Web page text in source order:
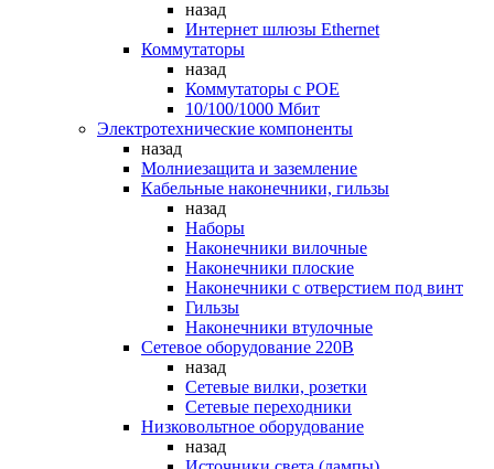
назад
Интернет шлюзы Ethernet
Коммутаторы
назад
Коммутаторы c POE
10/100/1000 Мбит
Электротехнические компоненты
назад
Молниезащита и заземление
Кабельные наконечники, гильзы
назад
Наборы
Наконечники вилочные
Наконечники плоские
Наконечники с отверстием под винт
Гильзы
Наконечники втулочные
Сетевое оборудование 220В
назад
Сетевые вилки, розетки
Сетевые переходники
Низковольтное оборудование
назад